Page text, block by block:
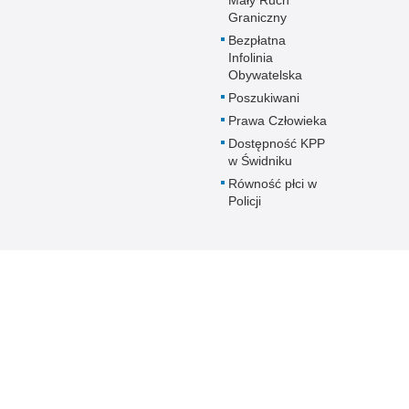
Graniczny
Bezpłatna
Infolinia
Obywatelska
Poszukiwani
Prawa Człowieka
Dostępność KPP
w Świdniku
Równość płci w
Policji